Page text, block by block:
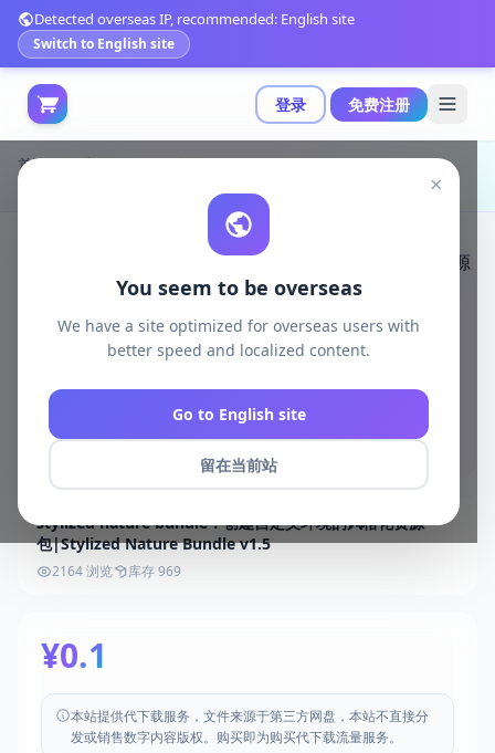
登录 免费注册
Detected overseas IP, recommended: English site
Switch to English site
×
You seem to be overseas
We have a site optimized for overseas users with
better speed and localized content.
Go to English site
留在当前站
首页 游戏开发 unity资源
Unity 3D-Models
stylized nature bundle：创建自定义环境的风格化资源
包|Stylized Nature Bundle v1.5
2164 浏览 库存 969
¥0.1
本站提供代下载服务，文件来源于第三方网盘，本站不直接分
发或销售数字内容版权。购买即为购买代下载流量服务。